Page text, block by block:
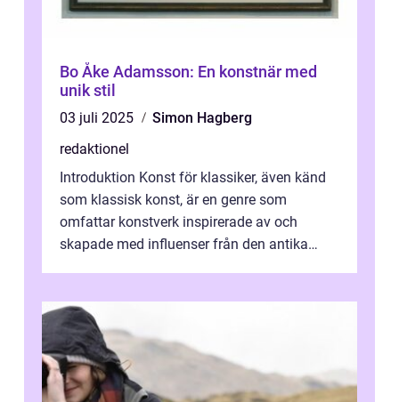
Bo Åke Adamsson: En konstnär med
unik stil
03 juli 2025
Simon Hagberg
redaktionel
Introduktion Konst för klassiker, även känd
som klassisk konst, är en genre som
omfattar konstverk inspirerade av och
skapade med influenser från den antika